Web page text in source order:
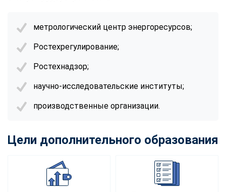
метрологический центр энергоресурсов;
Ростехрегулирование;
Ростехнадзор;
научно-исследовательские институты;
производственные организации.
Цели дополнительного образования